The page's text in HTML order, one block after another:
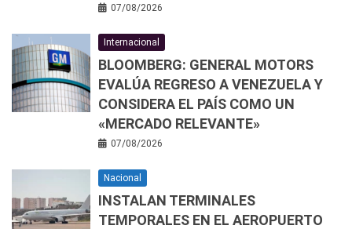
07/08/2026
Internacional
BLOOMBERG: GENERAL MOTORS
EVALÚA REGRESO A VENEZUELA Y
CONSIDERA EL PAÍS COMO UN
«MERCADO RELEVANTE»
07/08/2026
Nacional
INSTALAN TERMINALES
TEMPORALES EN EL AEROPUERTO